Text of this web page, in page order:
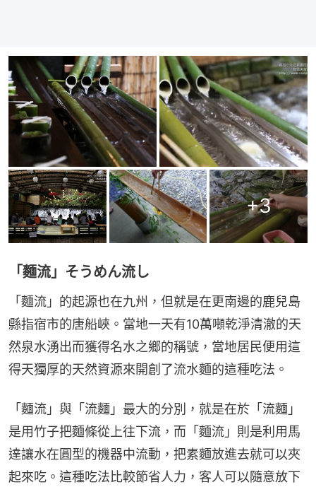
+3
「麵流」そうめん流し
「麵流」的起源也在九州，但就是在更南邊的鹿兒島
縣指宿市的唐船峽。當地一天有10萬噸乾淨清澈的天
然泉水湧出而獲得名水之鄉的稱號，當地居民便用這
得天獨厚的天然資源來開創了流水麵的這種吃法。
「麵流」與「流麵」最大的分別，就是在於「流麵」
是用竹子把麵條從上往下流，而「麵流」則是利用馬
達讓水在圓型的機器中流動，把素麵放進去就可以夾
起來吃。這種吃法比較節省人力，客人可以隨意放下